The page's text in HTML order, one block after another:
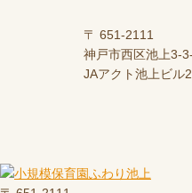
〒 651-2111
神戸市西区池上3-
JAアクト池上ビル